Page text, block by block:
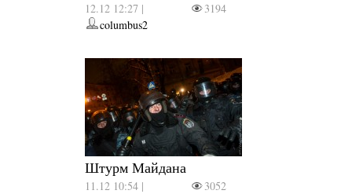
12.12 12:27 |
3194
columbus2
Штурм Майдана
11.12 10:54 |
3052